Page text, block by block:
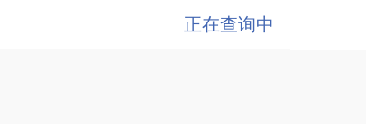
正在查询中